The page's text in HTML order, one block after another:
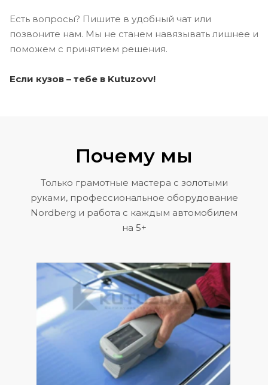
Есть вопросы? Пишите в удобный чат или
позвоните нам. Мы не станем навязывать лишнее и
поможем с принятием решения.
Если кузов – тебе в Kutuzovv!
Почему мы
Только грамотные мастера с золотыми
руками, профессиональное оборудование
Nordberg и работа с каждым автомобилем
на 5+